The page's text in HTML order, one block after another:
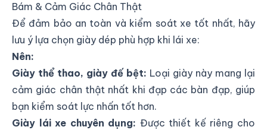
Bám & Cảm Giác Chân Thật
Để đảm bảo an toàn và kiểm soát xe tốt nhất, hãy
lưu ý lựa chọn giày dép phù hợp khi lái xe:
Nên:
Giày thể thao, giày đế bệt: Loại giày này mang lại
cảm giác chân thật nhất khi đạp các bàn đạp, giúp
bạn kiểm soát lực nhấn tốt hơn.
Giày lái xe chuyên dụng: Được thiết kế riêng cho